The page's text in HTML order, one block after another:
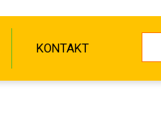
KONTAKT